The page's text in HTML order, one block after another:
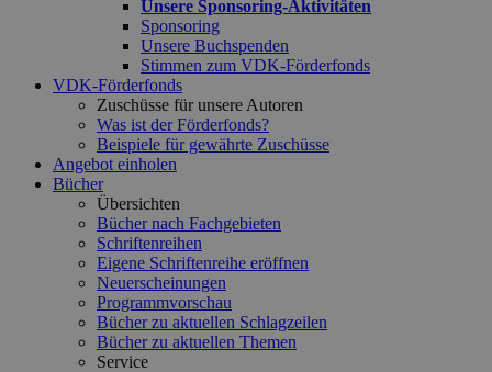
Unsere Sponsoring-Aktivitäten
Sponsoring
Unsere Buchspenden
Stimmen zum VDK-Förderfonds
VDK-Förderfonds
Zuschüsse für unsere Autoren
Was ist der Förderfonds?
Beispiele für gewährte Zuschüsse
Angebot einholen
Bücher
Übersichten
Bücher nach Fachgebieten
Schriftenreihen
Eigene Schriftenreihe eröffnen
Neuerscheinungen
Programmvorschau
Bücher zu aktuellen Schlagzeilen
Bücher zu aktuellen Themen
Service